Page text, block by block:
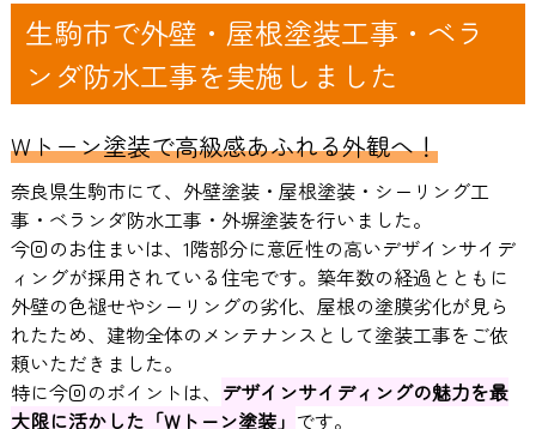
生駒市で外壁・屋根塗装工事・ベラ
ンダ防水工事を実施しました
Wトーン塗装で高級感あふれる外観へ！
奈良県生駒市にて、外壁塗装・屋根塗装・シーリング工
事・ベランダ防水工事・外塀塗装を行いました。
今回のお住まいは、1階部分に意匠性の高いデザインサイデ
ィングが採用されている住宅です。築年数の経過とともに
外壁の色褪せやシーリングの劣化、屋根の塗膜劣化が見ら
れたため、建物全体のメンテナンスとして塗装工事をご依
頼いただきました。
特に今回のポイントは、 デザインサイディングの魅力を最
大限に活かした「Wトーン塗装」 です。